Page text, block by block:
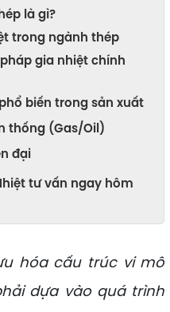
là gì?
trong ngành thép
gia nhiệt chính
biến trong sản xuất
thống (Gas/Oil)
đại
tư vấn ngay hôm
hóa cấu trúc vi mô
dựa vào quá trình